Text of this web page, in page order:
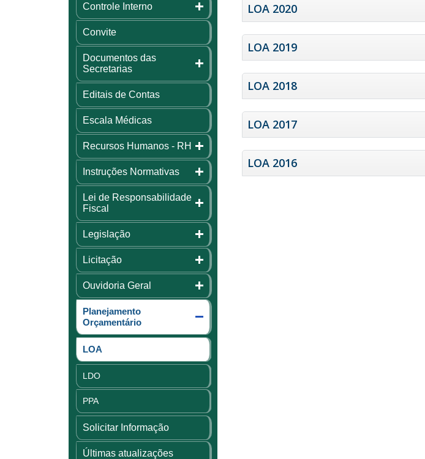
Controle Interno
Convite
Documentos das
Secretarias
Editais de Contas
Escala Médicas
Recursos Humanos - RH
Instruções Normativas
Lei de Responsabilidade
Fiscal
Legislação
Licitação
Ouvidoria Geral
Planejamento
Orçamentário
LOA
LDO
PPA
Solicitar Informação
Últimas atualizações
LOA 2020
LOA 2019
LOA 2018
LOA 2017
LOA 2016